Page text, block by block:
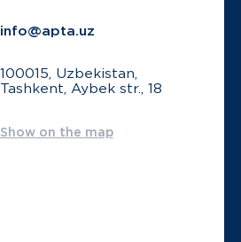
info@apta.uz
100015, Uzbekistan,
Tashkent, Aybek str., 18
Show on the map